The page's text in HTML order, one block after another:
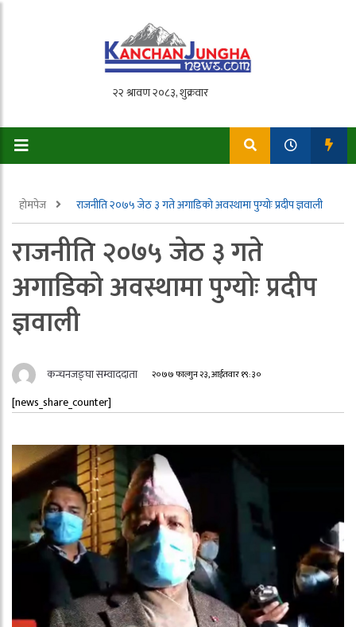
होमपेज राजनीति २०७५ जेठ ३ गते अगाडिको अवस्थामा पुग्योः प्रदीप ज्ञवाली
राजनीति २०७५ जेठ ३ गते
अगाडिको अवस्थामा पुग्योः प्रदीप
ज्ञवाली
कन्चनजङ्घा सम्वाददाता २०७७ फाल्गुन २३, आईतवार १९:३०
[news_share_counter]